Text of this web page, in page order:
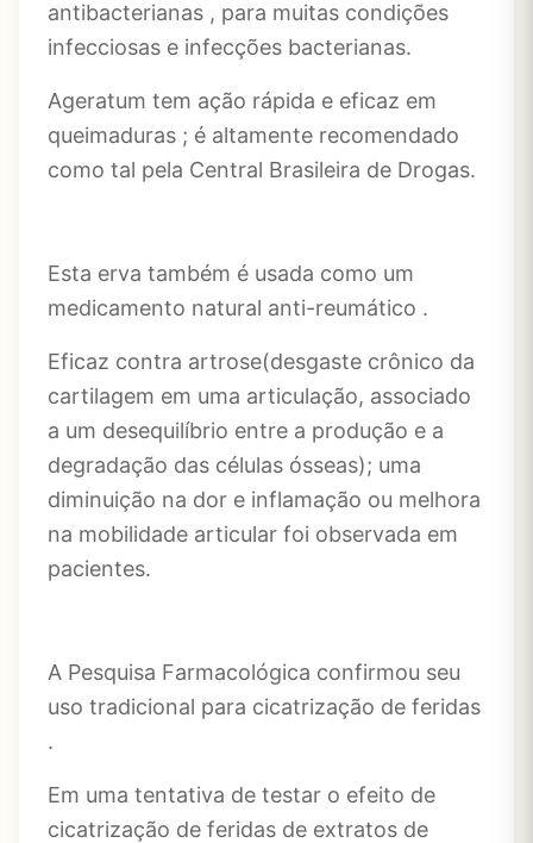
antibacterianas , para muitas condições
infecciosas e infecções bacterianas.
Ageratum tem ação rápida e eficaz em
queimaduras ; é altamente recomendado
como tal pela Central Brasileira de Drogas.
Esta erva também é usada como um
medicamento natural anti-reumático .
Eficaz contra artrose(desgaste crônico da
cartilagem em uma articulação, associado
a um desequilíbrio entre a produção e a
degradação das células ósseas); uma
diminuição na dor e inflamação ou melhora
na mobilidade articular foi observada em
pacientes.
A Pesquisa Farmacológica confirmou seu
uso tradicional para cicatrização de feridas
.
Em uma tentativa de testar o efeito de
cicatrização de feridas de extratos de